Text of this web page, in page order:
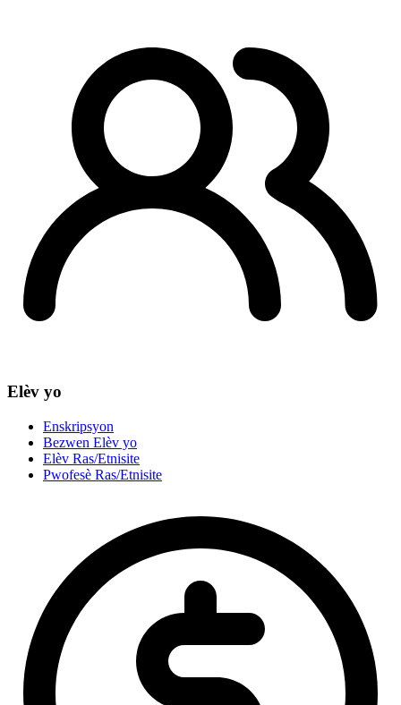
Elèv yo
Enskripsyon
Bezwen Elèv yo
Elèv Ras/Etnisite
Pwofesè Ras/Etnisite